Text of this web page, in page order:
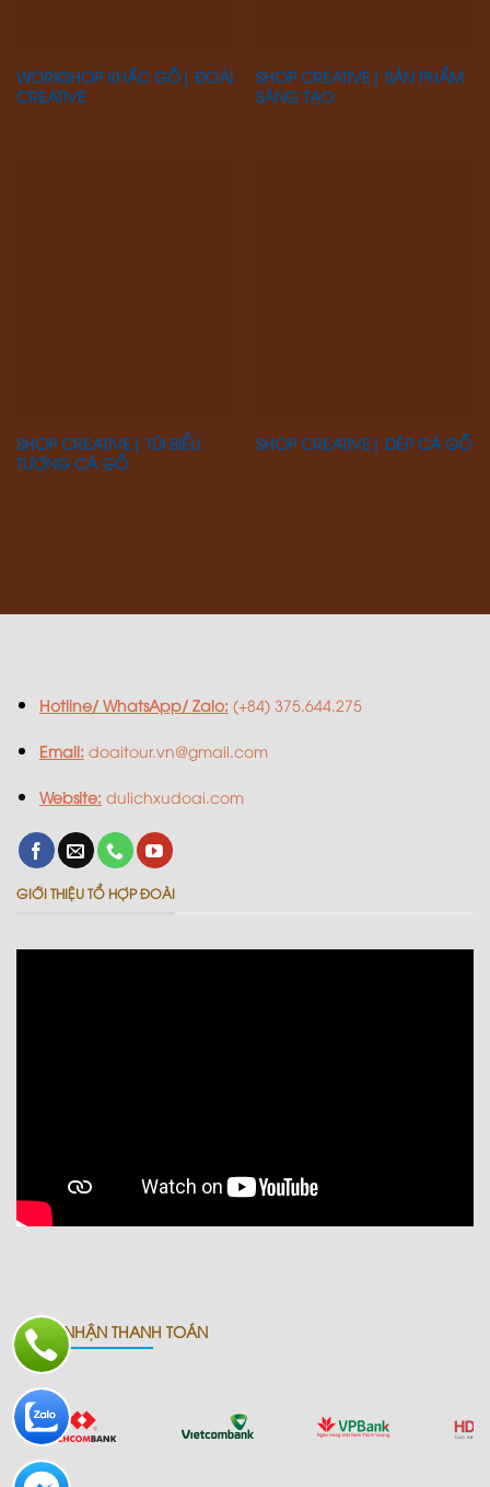
WORKSHOP KHẮC GỖ| ĐOÀI
CREATIVE
SHOP CREATIVE| SẢN PHẨM
SÁNG TẠO
SHOP CREATIVE| TÚI BIỂU
TƯỢNG CÁ GỖ
SHOP CREATIVE| DÉP CÁ GỖ
Hotline/ WhatsApp/ Zalo: (+84) 375.644.275
Email: doaitour.vn@gmail.com
Website: dulichxudoai.com
GIỚI THIỆU TỔ HỢP ĐOÀI
CHẤP NHẬN THANH TOÁN